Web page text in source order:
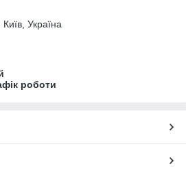
Україна
роботи